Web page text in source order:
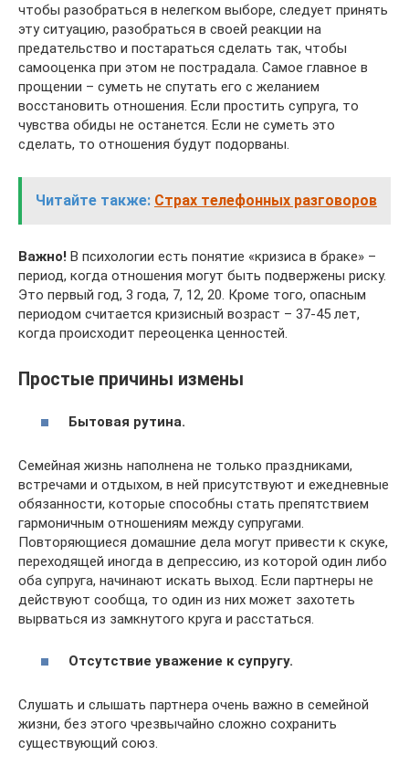
чтобы разобраться в нелегком выборе, следует принять
эту ситуацию, разобраться в своей реакции на
предательство и постараться сделать так, чтобы
самооценка при этом не пострадала. Самое главное в
прощении – суметь не спутать его с желанием
восстановить отношения. Если простить супруга, то
чувства обиды не останется. Если не суметь это
сделать, то отношения будут подорваны.
Читайте также: Страх телефонных разговоров
Важно! В психологии есть понятие «кризиса в браке» –
период, когда отношения могут быть подвержены риску.
Это первый год, 3 года, 7, 12, 20. Кроме того, опасным
периодом считается кризисный возраст – 37-45 лет,
когда происходит переоценка ценностей.
Простые причины измены
Бытовая рутина.
Семейная жизнь наполнена не только праздниками,
встречами и отдыхом, в ней присутствуют и ежедневные
обязанности, которые способны стать препятствием
гармоничным отношениям между супругами.
Повторяющиеся домашние дела могут привести к скуке,
переходящей иногда в депрессию, из которой один либо
оба супруга, начинают искать выход. Если партнеры не
действуют сообща, то один из них может захотеть
вырваться из замкнутого круга и расстаться.
Отсутствие уважение к супругу.
Слушать и слышать партнера очень важно в семейной
жизни, без этого чрезвычайно сложно сохранить
существующий союз.